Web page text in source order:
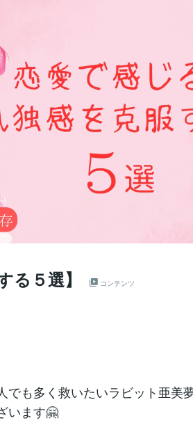
る５選】 コンテンツ
でも多く救いたいラビット亜美
います🤗